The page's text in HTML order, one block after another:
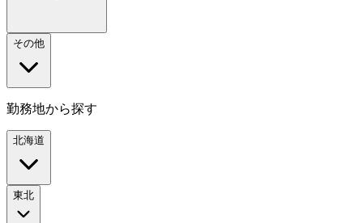
その他
勤務地から探す
北海道
東北